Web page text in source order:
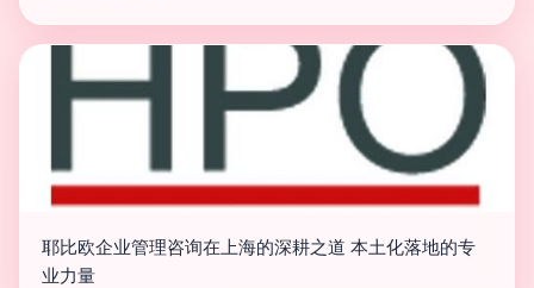
耶比欧企业管理咨询在上海的深耕之道 本土化落地的专
业力量